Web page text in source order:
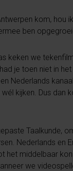
kom, hou
ben
keken we
je toen niet in
Nederlands
wél kijken. Dus dan
Taalkunde,
Nederlands en
het middelbaar
we